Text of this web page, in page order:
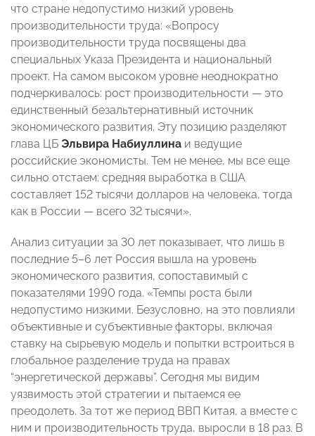
что стране недопустимо низкий уровень
производительности труда: «Вопросу
производительности труда посвящены два
специальных Указа Президента и национальный
проект. На самом высоком уровне неоднократно
подчеркивалось: рост производительности — это
единственный безальтернативный источник
экономического развития. Эту позицию разделяют
глава ЦБ Эльвира Набиуллина и ведущие
российские экономисты. Тем не менее, мы все еще
сильно отстаем: средняя выработка в США
составляет 152 тысячи долларов на человека, тогда
как в России — всего 32 тысячи».
Анализ ситуации за 30 лет показывает, что лишь в
последние 5–6 лет Россия вышла на уровень
экономического развития, сопоставимый с
показателями 1990 года. «Темпы роста были
недопустимо низкими. Безусловно, на это повлияли
объективные и субъективные факторы, включая
ставку на сырьевую модель и попытки встроиться в
глобальное разделение труда на правах
“энергетической державы”. Сегодня мы видим
уязвимость этой стратегии и пытаемся ее
преодолеть. За тот же период ВВП Китая, а вместе с
ним и производительность труда, выросли в 18 раз. В